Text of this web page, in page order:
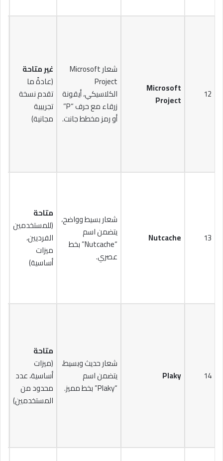
12
Microsoft
Project
شعار Microsoft
Project
الكلاسيكي، أيقونة
زرقاء مع حرف “P”
أو رمز مخطط جانت.
غير متاحة
(عادةً ما
تقدم نسخة
تجريبية
مجانية)
13
Nutcache
شعار بسيط وواضح،
يتضمن اسم
“Nutcache” بخط
عصري.
متاحة
(للمستخدمين
الفرديين،
ميزات
أساسية)
14
Plaky
شعار حديث وبسيط،
يتضمن اسم
“Plaky” بخط مميز.
متاحة
(ميزات
أساسية، عدد
محدود من
المستخدمين)